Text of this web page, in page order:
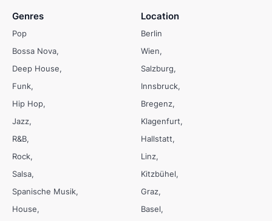
Genres
Pop
Bossa Nova
Deep House
Funk
Hip Hop
Jazz
R&B
Rock
Salsa
Spanische Musik
House
Location
Berlin
Wien
Salzburg
Innsbruck
Bregenz
Klagenfurt
Hallstatt
Linz
Kitzbühel
Graz
Basel